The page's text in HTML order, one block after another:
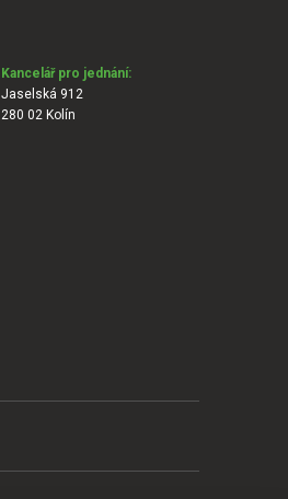
Kancelář pro jednání:
Jaselská 912
280 02 Kolín